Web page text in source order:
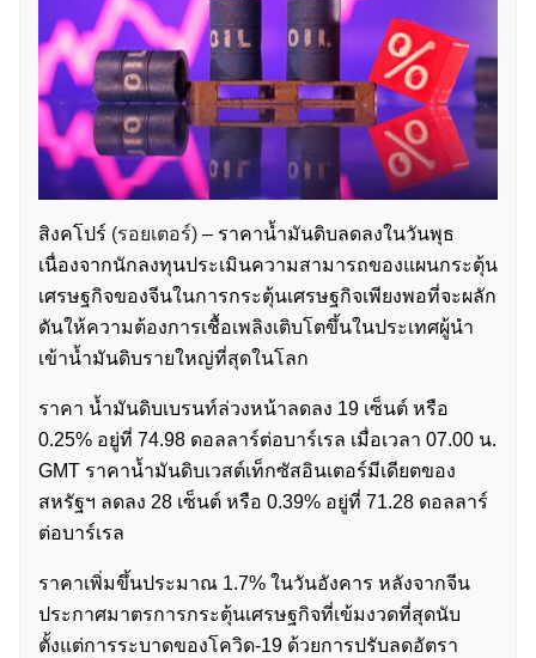
สิงคโปร์ (รอยเตอร์) – ราคาน้ำมันดิบลดลงในวันพุธ
เนื่องจากนักลงทุนประเมินความสามารถของแผนกระตุ้น
เศรษฐกิจของจีนในการกระตุ้นเศรษฐกิจเพียงพอที่จะผลัก
ดันให้ความต้องการเชื้อเพลิงเติบโตขึ้นในประเทศผู้นำ
เข้าน้ำมันดิบรายใหญ่ที่สุดในโลก
ราคา น้ำมันดิบเบรนท์ล่วงหน้าลดลง 19 เซ็นต์ หรือ
0.25% อยู่ที่ 74.98 ดอลลาร์ต่อบาร์เรล เมื่อเวลา 07.00 น.
GMT ราคาน้ำมันดิบเวสต์เท็กซัสอินเตอร์มีเดียตของ
สหรัฐฯ ลดลง 28 เซ็นต์ หรือ 0.39% อยู่ที่ 71.28 ดอลลาร์
ต่อบาร์เรล
ราคาเพิ่มขึ้นประมาณ 1.7% ในวันอังคาร หลังจากจีน
ประกาศมาตรการกระตุ้นเศรษฐกิจที่เข้มงวดที่สุดนับ
ตั้งแต่การระบาดของโควิด-19 ด้วยการปรับลดอัตรา